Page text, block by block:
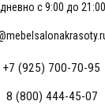
с 9:00 до 21:00
+7 (925) 700-70-95
8 (800) 444-45-07